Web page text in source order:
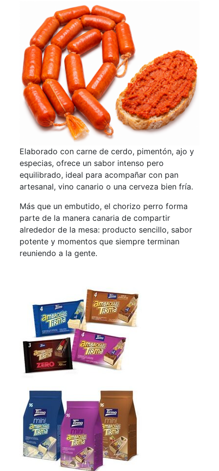
Elaborado con carne de cerdo, pimentón, ajo y
especias, ofrece un sabor intenso pero
equilibrado, ideal para acompañar con pan
artesanal, vino canario o una cerveza bien fría.
Más que un embutido, el chorizo perro forma
parte de la manera canaria de compartir
alrededor de la mesa: producto sencillo, sabor
potente y momentos que siempre terminan
reuniendo a la gente.